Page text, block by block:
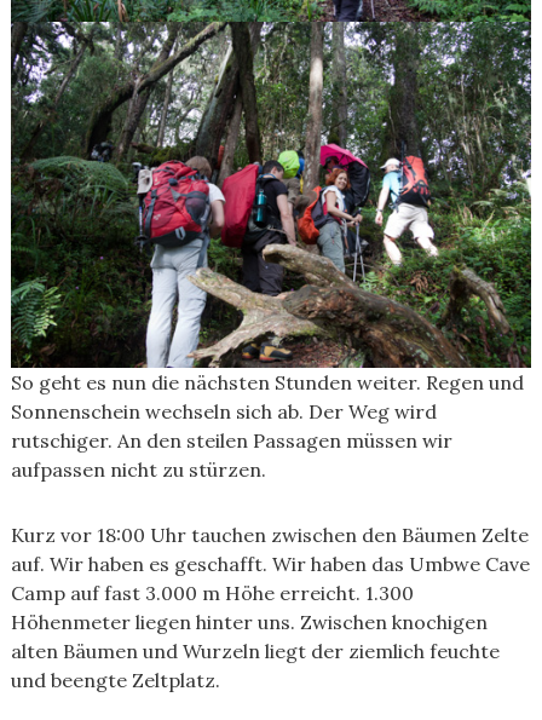
So geht es nun die nächsten Stunden weiter. Regen und
Sonnenschein wechseln sich ab. Der Weg wird
rutschiger. An den steilen Passagen müssen wir
aufpassen nicht zu stürzen.
Kurz vor 18:00 Uhr tauchen zwischen den Bäumen Zelte
auf. Wir haben es geschafft. Wir haben das Umbwe Cave
Camp auf fast 3.000 m Höhe erreicht. 1.300
Höhenmeter liegen hinter uns. Zwischen knochigen
alten Bäumen und Wurzeln liegt der ziemlich feuchte
und beengte Zeltplatz.